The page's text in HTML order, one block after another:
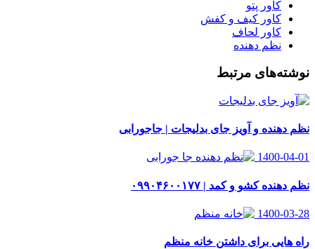
کاور پتو
کاور کیف و کفش
کاور لحاف
نظم دهنده
نوشته‌های مرتبط
نظم دهنده و آویز جای بدلیجات | جاجورابی
1400-04-01
نظم دهنده کشو و کمد | ۰۹۹۰۴۶۰۰۱۷۷
1400-03-28
راه هایی برای داشتن خانه منظم